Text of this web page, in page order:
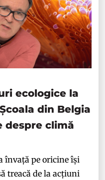
ecologice la
din Belgia
despre climă
învață pe oricine își
treacă de la acțiuni